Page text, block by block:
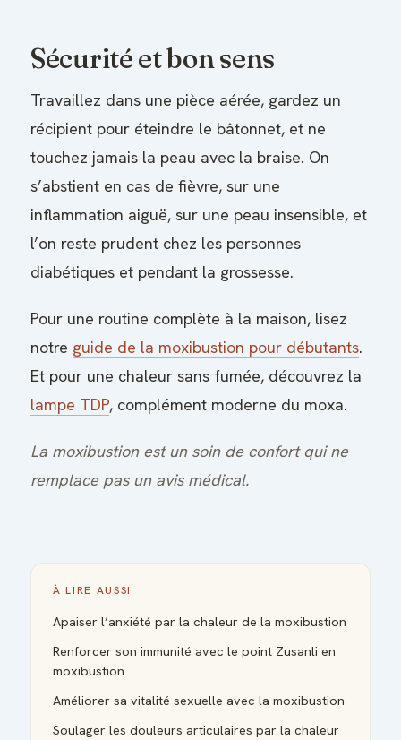
Sécurité et bon sens
Travaillez dans une pièce aérée, gardez un
récipient pour éteindre le bâtonnet, et ne
touchez jamais la peau avec la braise. On
s’abstient en cas de fièvre, sur une
inflammation aiguë, sur une peau insensible, et
l’on reste prudent chez les personnes
diabétiques et pendant la grossesse.
Pour une routine complète à la maison, lisez
notre guide de la moxibustion pour débutants.
Et pour une chaleur sans fumée, découvrez la
lampe TDP, complément moderne du moxa.
La moxibustion est un soin de confort qui ne
remplace pas un avis médical.
À LIRE AUSSI
Apaiser l’anxiété par la chaleur de la moxibustion
Renforcer son immunité avec le point Zusanli en
moxibustion
Améliorer sa vitalité sexuelle avec la moxibustion
Soulager les douleurs articulaires par la chaleur